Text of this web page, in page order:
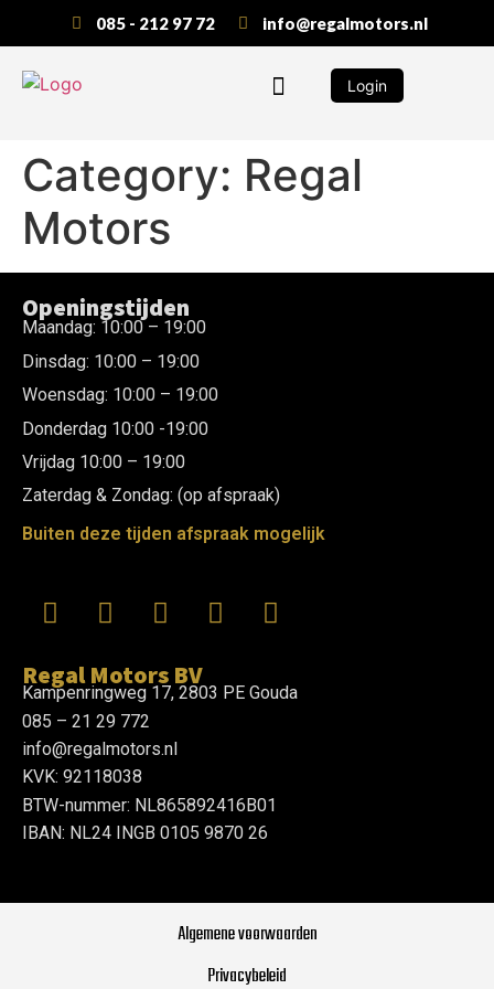
085 - 212 97 72 info@regalmotors.nl
Login
Category: Regal
Motors
Openingstijden
Maandag: 10:00 – 19:00
Dinsdag: 10:00 – 19:00
Woensdag: 10:00 – 19:00
Donderdag 10:00 -19:00
Vrijdag 10:00 – 19:00
Zaterdag & Zondag: (op afspraak)
Buiten deze tijden afspraak mogelijk
Regal Motors BV
Kampenringweg 17, 2803 PE Gouda
085 – 21 29 772
info@regalmotors.nl
KVK: 92118038
BTW-nummer: NL865892416B01
IBAN: NL24 INGB 0105 9870 26
Algemene voorwaarden
Privacybeleid